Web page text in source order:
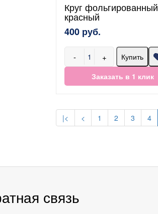
Круг фольгированный
красный
400 руб.
- +
Купить
Заказать в 1 клик
|< < 1 2 3 4
связь